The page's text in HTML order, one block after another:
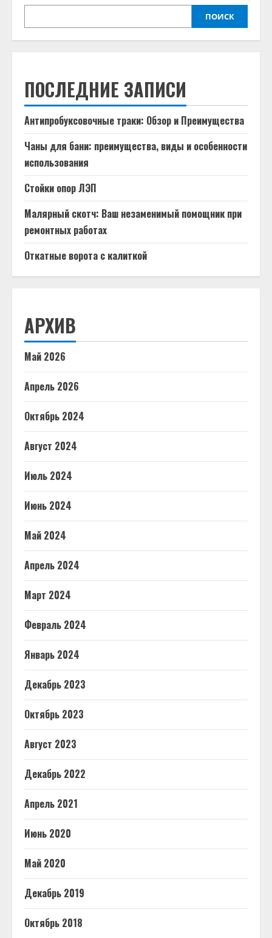
ПОИСК
ПОСЛЕДНИЕ ЗАПИСИ
Антипробуксовочные траки: Обзор и Преимущества
Чаны для бани: преимущества, виды и особенности
использования
Стойки опор ЛЭП
Малярный скотч: Ваш незаменимый помощник при
ремонтных работах
Откатные ворота с калиткой
АРХИВ
Май 2026
Апрель 2026
Октябрь 2024
Август 2024
Июль 2024
Июнь 2024
Май 2024
Апрель 2024
Март 2024
Февраль 2024
Январь 2024
Декабрь 2023
Октябрь 2023
Август 2023
Декабрь 2022
Апрель 2021
Июнь 2020
Май 2020
Декабрь 2019
Октябрь 2018